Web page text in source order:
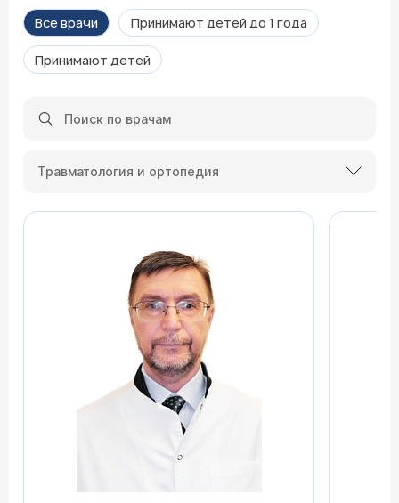
Все врачи Принимают детей до 1 года
Принимают детей
Травматология и ортопедия